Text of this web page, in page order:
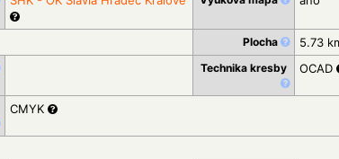
Plocha 5.73
Technika kresby OCAD
CMYK